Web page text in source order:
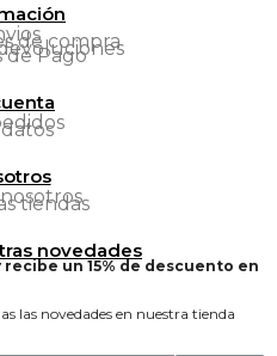
de compra
de Pago
tiendas
novedades
un 15% de descuento en
las novedades en nuestra tienda